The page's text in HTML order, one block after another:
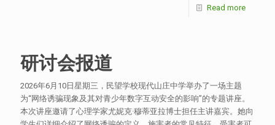
Read more
研讨会报道
2026年6月10日星期三，民望学校现代山庄中学举办了一场主题
为“网络诱骗现象及其对青少年数字互动安全的影响”的专题讲座。
本次讲座邀请了心理学家尤妮克·穆蒂亚拉博士担任主讲嘉宾。她向